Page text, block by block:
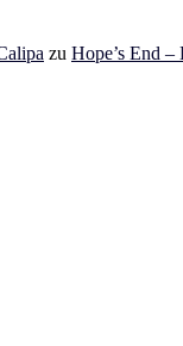
zu Hope’s End